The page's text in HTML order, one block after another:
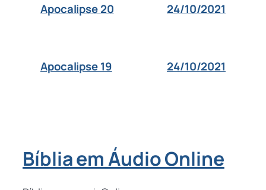
Apocalipse 20 24/10/2021
Apocalipse 19 24/10/2021
Bíblia em Áudio Online